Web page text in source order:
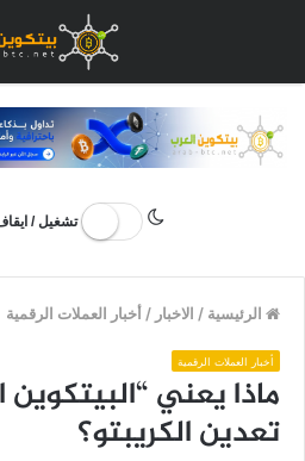
تشغيل / ايقاف
الرئيسية / الاخبار /أخبار العملات الرقمية
أخبار العملات الرقمية
ماذا يعني “البيتكوين
تعدين الكريبتو؟